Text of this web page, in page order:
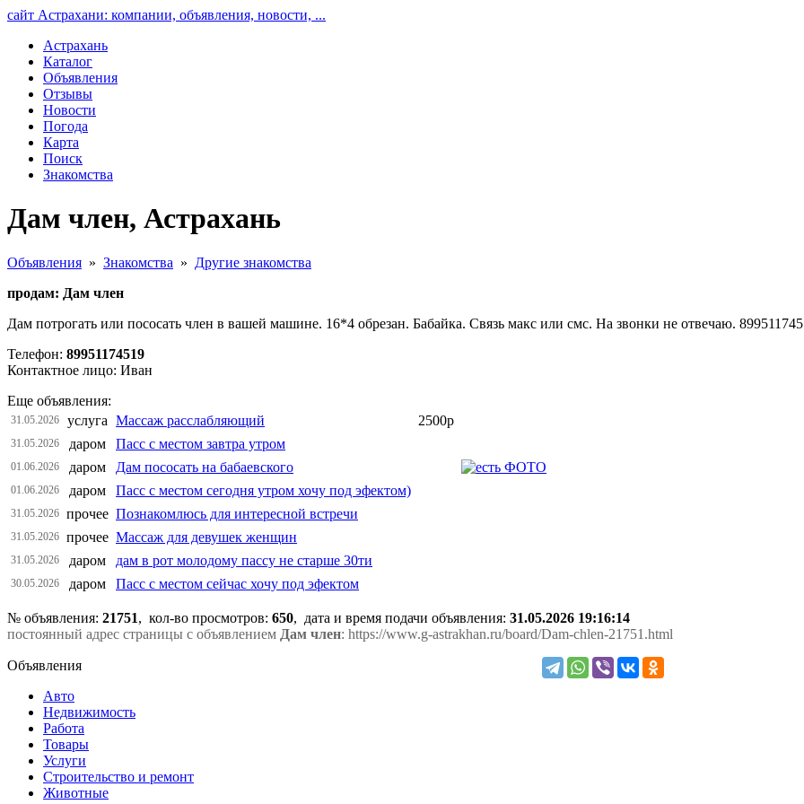
сайт Астрахани: компании, объявления, новости, ...
Астрахань
Каталог
Объявления
Отзывы
Новости
Погода
Карта
Поиск
Знакомства
Дам член, Астрахань
Объявления » Знакомства » Другие знакомства
продам: Дам член
Дам потрогать или пососать член в вашей машине. 16*4 обрезан. Бабайка. Связь макс или смс. На звонки не отвечаю.
Телефон: 89951174519
Контактное лицо: Иван
Еще объявления:
31.05.2026 услуга Массаж расслабляющий 2500р
31.05.2026 даром Пасс с местом завтра утром
01.06.2026 даром Дам пососать на бабаевского
01.06.2026 даром Пасс с местом сегодня утром хочу под эфектом)
31.05.2026 прочее Познакомлюсь для интересной встречи
31.05.2026 прочее Массаж для девушек женщин
31.05.2026 даром дам в рот молодому пассу не старше 30ти
30.05.2026 даром Пасс с местом сейчас хочу под эфектом
№ объявления: 21751, кол-во просмотров: 650, дата и время подачи объявления: 31.05.2026 19:16:14
постоянный адрес страницы с объявлением Дам член: https://www.g-astrakhan.ru/board/Dam-chlen-21751.html
Объявления
Авто
Недвижимость
Работа
Товары
Услуги
Строительство и ремонт
Животные